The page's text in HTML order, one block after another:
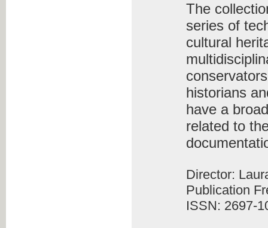
The
series of
cultural
historians
have a
related to
Director:
Publication
ISSN: 2697-